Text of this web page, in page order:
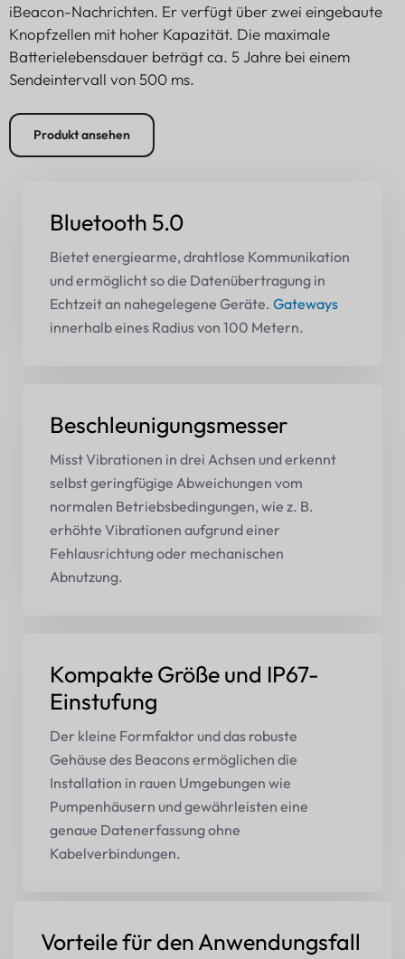
iBeacon-Nachrichten. Er verfügt über zwei eingebaute
Knopfzellen mit hoher Kapazität. Die maximale
Batterielebensdauer beträgt ca. 5 Jahre bei einem
Sendeintervall von 500 ms.
Produkt ansehen
Bluetooth 5.0
Bietet energiearme, drahtlose Kommunikation
und ermöglicht so die Datenübertragung in
Echtzeit an nahegelegene Geräte. Gateways
innerhalb eines Radius von 100 Metern.
Beschleunigungsmesser
Misst Vibrationen in drei Achsen und erkennt
selbst geringfügige Abweichungen vom
normalen Betriebsbedingungen, wie z. B.
erhöhte Vibrationen aufgrund einer
Fehlausrichtung oder mechanischen
Abnutzung.
Kompakte Größe und IP67-
Einstufung
Der kleine Formfaktor und das robuste
Gehäuse des Beacons ermöglichen die
Installation in rauen Umgebungen wie
Pumpenhäusern und gewährleisten eine
genaue Datenerfassung ohne
Kabelverbindungen.
Vorteile für den Anwendungsfall